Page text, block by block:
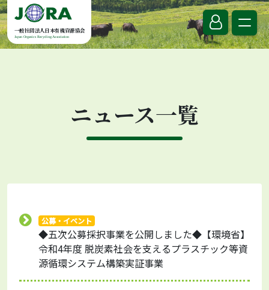
Skip to content
一般社団法人日本有機資源協会
Japan Organics Recycling Association
ニュース一覧
公募・イベント
◆五次公募採択事業を公開しました◆【環境省】
令和4年度 脱炭素社会を支えるプラスチック等資
源循環システム構築実証事業